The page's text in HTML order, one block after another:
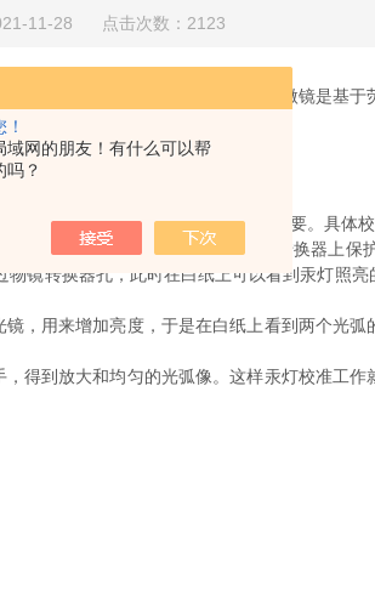
域网的朋友！有什么可以帮
吗？
11-28 点击次数：2123
体的形状及其所在位置。荧光显微镜是基于
还是很容易的。
到较亮的图像，汞灯的校准至关重要。具体校
出现的空孔位于光轴上，卸去转换器上保
镜转换器孔，此时在白纸上可以看到汞灯照
用来增加亮度，于是在白纸上看到两个光弧
到放大和均匀的光弧像。这样汞灯校准工作